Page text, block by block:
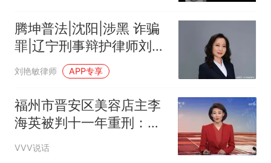
腾坤普法|沈阳|涉黑 诈骗
罪|辽宁刑事辩护律师刘艳
敏主任解析货运连环诈骗
案
刘艳敏律师 APP专享
福州市晋安区美容店主李
海英被判十一年重刑：民
间借贷变诈骗，类案不同
VVV说话